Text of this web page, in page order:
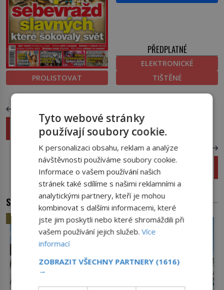
PROLISTOVAT
PŘEDPLATNÉ
ELEKTRONICKÉ
TIŠTĚNÉ
Je vaše dítě závislé na mobilu? Pošlete ho na
odvykačku!
DALŠÍ ČLÁNEK
Banální rýma? Nepodceňujte ji, může vyústit
až ve ztrátu čichu!
SOUVISEJÍCÍ ČLÁNKY
HISTORIE
Tyto webové stránky
používají soubory cookie.
K personalizaci obsahu, reklam a analýze
návštěvnosti používáme soubory cookie.
Informace o vašem používání našich
stránek také sdílíme s našimi reklamními a
analytickými partnery, kteří je mohou
kombinovat s dalšími informacemi, které
jste jim poskytli nebo které shromáždili při
vašem používání jejich služeb.Více
informací
ZOBRAZIT VŠECHNY PARTNERY (1616)
→